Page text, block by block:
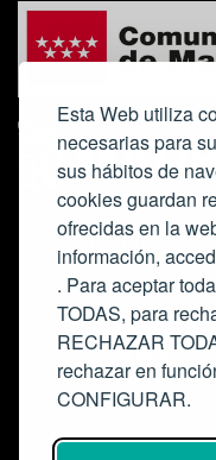
Esta Web utiliza
necesarias para
sus hábitos de
cookies guardan
ofrecidas en la
información,
. Para aceptar
TODAS, para
RECHAZAR
rechazar en
CONFIGURAR.
Colabora: